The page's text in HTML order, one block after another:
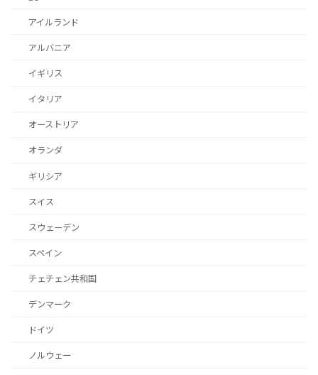
アイルランド
アルバニア
イギリス
イタリア
オーストリア
オランダ
ギリシア
スイス
スウェーデン
スペイン
チェチェン共和国
デンマーク
ドイツ
ノルウェー